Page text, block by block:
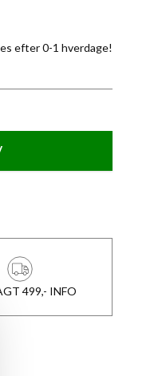
efter 0-1 hverdage!
499,- INFO